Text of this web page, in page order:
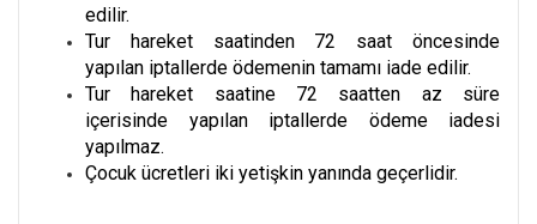
edilir.
Tur hareket saatinden 72 saat öncesinde
yapılan iptallerde ödemenin tamamı iade edilir.
Tur hareket saatine 72 saatten az süre
içerisinde yapılan iptallerde ödeme iadesi
yapılmaz.
Çocuk ücretleri iki yetişkin yanında geçerlidir.